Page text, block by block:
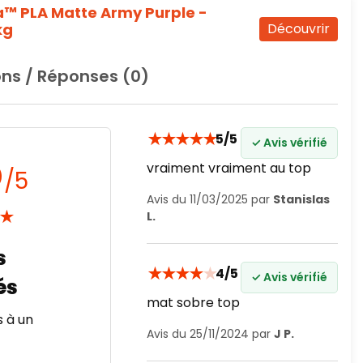
Découvrir
PLA Matte Army Purple -
/ Réponses (0)
/5
à un
★★★★★5/5 ✓ Avis vérifié
vraiment vraiment au top
Avis du 11/03/2025 par Stanislas
L.
★★★★★4/5 ✓ Avis vérifié
mat sobre top
Avis du 25/11/2024 par J P.